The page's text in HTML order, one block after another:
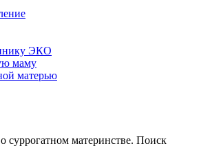
ЭКО
маму
матерью
суррогатном материнстве. Поиск